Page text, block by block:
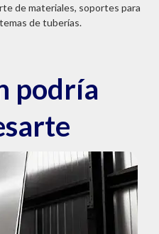
de materiales, soportes para
de tuberías.
podría